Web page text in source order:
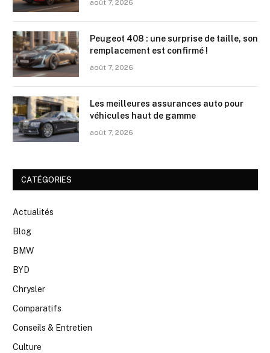
août 7, 2026
Peugeot 408 : une surprise de taille, son
remplacement est confirmé !
août 7, 2026
Les meilleures assurances auto pour
véhicules haut de gamme
août 7, 2026
CATÉGORIES
Actualités
Blog
BMW
BYD
Chrysler
Comparatifs
Conseils & Entretien
Culture